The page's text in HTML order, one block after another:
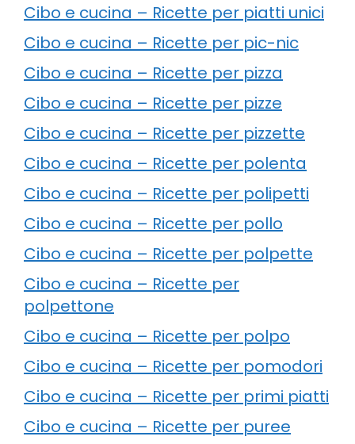
Cibo e cucina – Ricette per piatti unici
Cibo e cucina – Ricette per pic-nic
Cibo e cucina – Ricette per pizza
Cibo e cucina – Ricette per pizze
Cibo e cucina – Ricette per pizzette
Cibo e cucina – Ricette per polenta
Cibo e cucina – Ricette per polipetti
Cibo e cucina – Ricette per pollo
Cibo e cucina – Ricette per polpette
Cibo e cucina – Ricette per
polpettone
Cibo e cucina – Ricette per polpo
Cibo e cucina – Ricette per pomodori
Cibo e cucina – Ricette per primi piatti
Cibo e cucina – Ricette per puree